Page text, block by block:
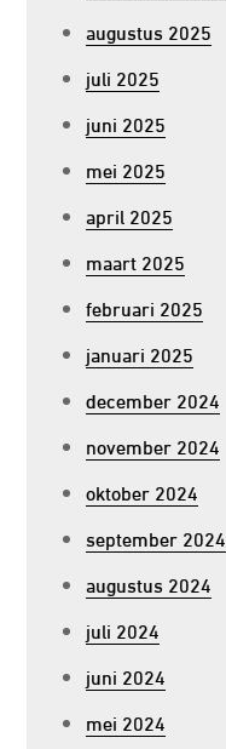
augustus 2025
juli 2025
juni 2025
mei 2025
april 2025
maart 2025
februari 2025
januari 2025
december 2024
november 2024
oktober 2024
september 2024
augustus 2024
juli 2024
juni 2024
mei 2024